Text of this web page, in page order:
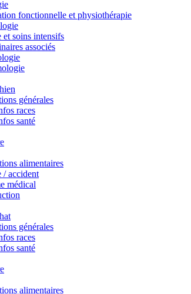
fonctionnelle et physiothérapie
et soins intensifs
associés
générales
races
santé
alimentaires
/ accident
médical
générales
races
santé
alimentaires